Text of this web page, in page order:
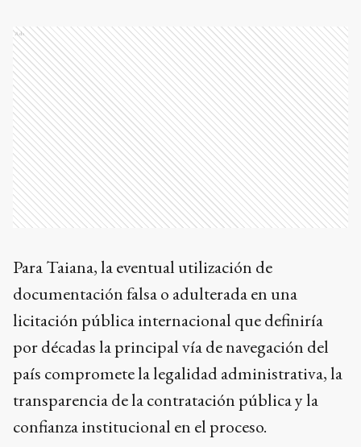
Ads
Para Taiana, la eventual utilización de
documentación falsa o adulterada en una
licitación pública internacional que definiría
por décadas la principal vía de navegación del
país compromete la legalidad administrativa, la
transparencia de la contratación pública y la
confianza institucional en el proceso.